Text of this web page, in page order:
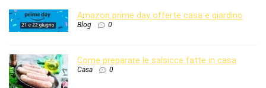
Amazon prime day offerte casa e giardino
Blog 0
Come preparare le salsicce fatte in casa
Casa 0